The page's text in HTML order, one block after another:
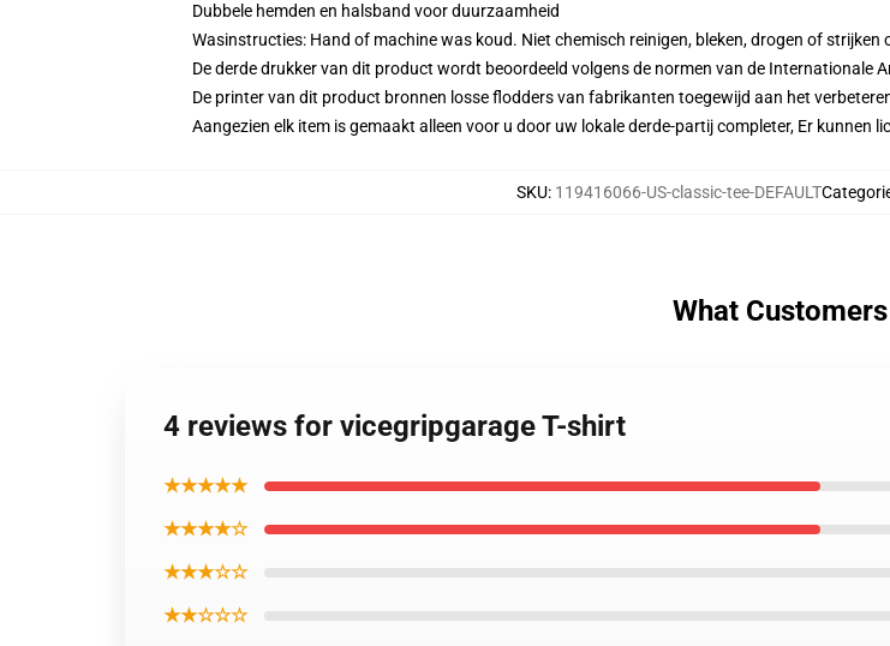
Dubbele hemden en halsband voor duurzaamheid
Wasinstructies: Hand of machine was koud. Niet chemisch reinigen, bleken, drogen of strijken
De derde drukker van dit product wordt beoordeeld volgens de normen van de Internationale
De printer van dit product bronnen losse flodders van fabrikanten toegewijd aan het
Aangezien elk item is gemaakt alleen voor u door uw lokale derde-partij completer, Er kunnen
SKU: 119416066-US-classic-tee-DEFAULT
What
4 reviews for vicegripgarage T-shirt
★★★★★
★★★★☆
★★★☆☆
★★☆☆☆